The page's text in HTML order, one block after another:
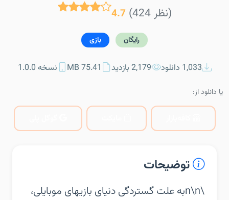
4.7 (424 نظر)
رایگان بازی
1,033 دانلود 2,179 بازدید 75.41 MB نسخه 1.0.0
یا دانلود از:
توضیحات
\n\nبه علت گستردگی دنیای بازیهای موبایلی،